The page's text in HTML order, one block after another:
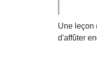
Une leçon
d'affûter